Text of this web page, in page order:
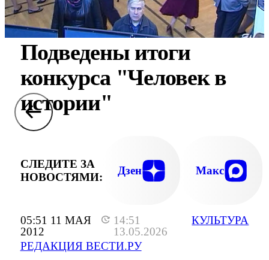
05:51 11 МАЯ
2012
14:51
13.05.2026
РЕДАКЦИЯ ВЕСТИ.РУ
КУЛЬТУРА
Подведены итоги
конкурса "Человек в
истории"
СЛЕДИТЕ ЗА
НОВОСТЯМИ:
Дзен Макс